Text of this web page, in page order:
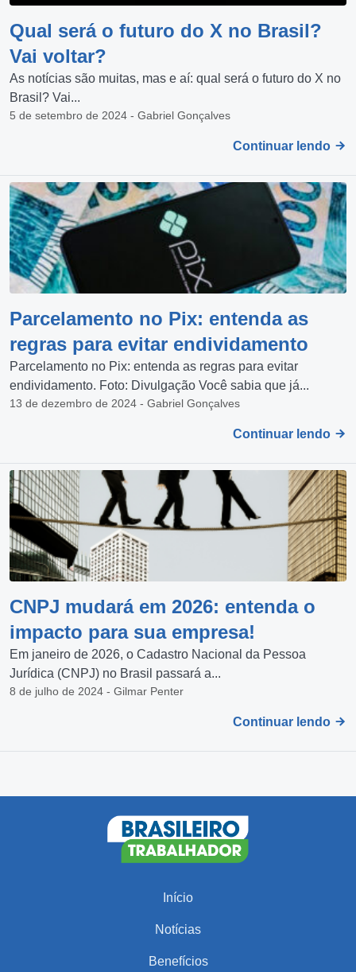
Qual será o futuro do X no Brasil?
Vai voltar?
As notícias são muitas, mas e aí: qual será o futuro do X no
Brasil? Vai...
5 de setembro de 2024 - Gabriel Gonçalves
Continuar lendo
Parcelamento no Pix: entenda as
regras para evitar endividamento
Parcelamento no Pix: entenda as regras para evitar
endividamento. Foto: Divulgação Você sabia que já...
13 de dezembro de 2024 - Gabriel Gonçalves
Continuar lendo
CNPJ mudará em 2026: entenda o
impacto para sua empresa!
Em janeiro de 2026, o Cadastro Nacional da Pessoa
Jurídica (CNPJ) no Brasil passará a...
8 de julho de 2024 - Gilmar Penter
Continuar lendo
Início
Notícias
Benefícios